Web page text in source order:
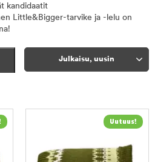
kandidaatit
Little&Bigger-tarvike ja -lelu on
Julkaisu, uusin